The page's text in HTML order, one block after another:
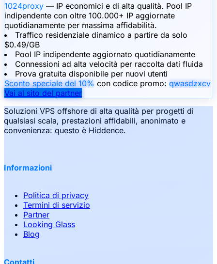
1024proxy — IP economici e di alta qualità. Pool IP
indipendente con oltre 100.000+ IP aggiornate
quotidianamente per massima affidabilità.
Traffico residenziale dinamico a partire da solo
$0.49/GB
Pool IP indipendente aggiornato quotidianamente
Connessioni ad alta velocità per raccolta dati fluida
Prova gratuita disponibile per nuovi utenti
Sconto speciale del 10% con codice promo: qwasdzxcv
Vai al sito del partner
Soluzioni VPS offshore di alta qualità per progetti di
qualsiasi scala, prestazioni affidabili, anonimato e
convenienza: questo è Hiddence.
Informazioni
Politica di privacy
Termini di servizio
Partner
Looking Glass
Blog
Contatti